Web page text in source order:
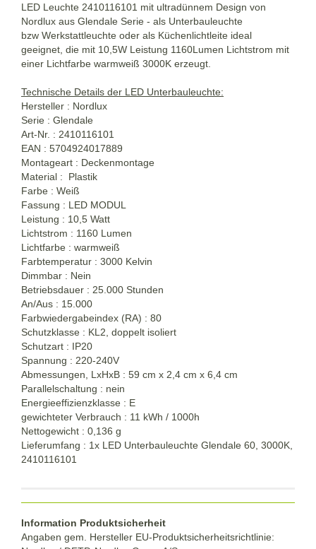
LED Leuchte 2410116101 mit ultradünnem Design von
Nordlux aus Glendale Serie - als Unterbauleuchte
bzw Werkstattleuchte oder als Küchenlichtleite ideal
geeignet, die mit 10,5W Leistung 1160Lumen Lichtstrom mit
einer Lichtfarbe warmweiß 3000K erzeugt.
Technische Details der LED Unterbauleuchte:
Hersteller : Nordlux
Serie : Glendale
Art-Nr. : 2410116101
EAN : 5704924017889
Montageart : Deckenmontage
Material : Plastik
Farbe : Weiß
Fassung : LED MODUL
Leistung : 10,5 Watt
Lichtstrom : 1160 Lumen
Lichtfarbe : warmweiß
Farbtemperatur : 3000 Kelvin
Dimmbar : Nein
Betriebsdauer : 25.000 Stunden
An/Aus : 15.000
Farbwiedergabeindex (RA) : 80
Schutzklasse : KL2, doppelt isoliert
Schutzart : IP20
Spannung : 220-240V
Abmessungen, LxHxB : 59 cm x 2,4 cm x 6,4 cm
Parallelschaltung : nein
Energieeffizienzklasse : E
gewichteter Verbrauch : 11 kWh / 1000h
Nettogewicht : 0,136 g
Lieferumfang : 1x LED Unterbauleuchte Glendale 60, 3000K,
2410116101
Information Produktsicherheit
Angaben gem. Hersteller EU-Produktsicherheitsrichtlinie: